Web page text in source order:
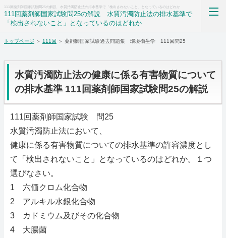
111回薬剤師国家試験問25の解説 水質汚濁防止法の排水基準で「検出されないこと」となっているのはどれか
111回薬剤師国家試験問25の解説 水質汚濁防止法の排水基準で
「検出されないこと」となっているのはどれか
薬剤師国家試験過去問題集解答解説科目別まとめ
ホーム
RSS購読
サイトマップ
トップページ ＞ 111回 ＞ 薬剤師国家試験過去問題集 環境衛生学 111回問25
水質汚濁防止法の健康に係る有害物質について
の排水基準 111回薬剤師国家試験問25の解説
111回薬剤師国家試験 問25
水質汚濁防止法において、
健康に係る有害物質についての排水基準の許容濃度とし
て「検出されないこと」となっているのはどれか。１つ
選びなさい。
1 六価クロム化合物
2 アルキル水銀化合物
3 カドミウム及びその化合物
4 大腸菌